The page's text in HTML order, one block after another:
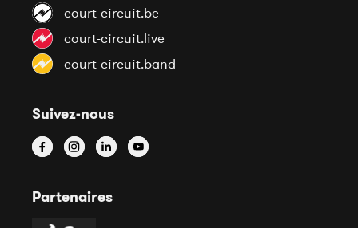
court-circuit.be
court-circuit.live
court-circuit.band
Suivez-nous
Partenaires